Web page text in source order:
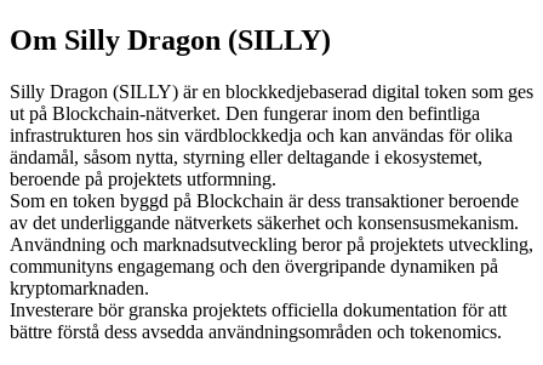
USDC Futures
Futures med USDC som säkerhet
Om Silly Dragon (SILLY)
Silly Dragon (SILLY) är en blockkedjebaserad digital token som ges
ut på Blockchain-nätverket. Den fungerar inom den befintliga
infrastrukturen hos sin värdblockkedja och kan användas för olika
ändamål, såsom nytta, styrning eller deltagande i ekosystemet,
beroende på projektets utformning.
Som en token byggd på Blockchain är dess transaktioner beroende
av det underliggande nätverkets säkerhet och konsensusmekanism.
Användning och marknadsutveckling beror på projektets utveckling,
communityns engagemang och den övergripande dynamiken på
kryptomarknaden.
Investerare bör granska projektets officiella dokumentation för att
bättre förstå dess avsedda användningsområden och tokenomics.